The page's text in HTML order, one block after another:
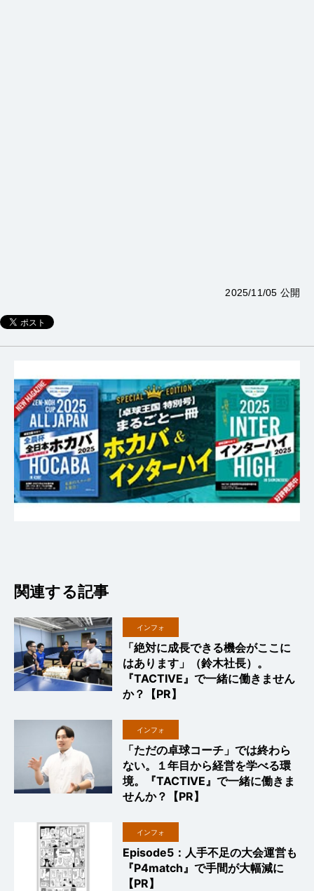
2025/11/05 公開
関連する記事
インフォ
「絶対に成長できる機会がここに
はあります」（鈴木社長）。
『TACTIVE』で一緒に働きません
か？【PR】
インフォ
「ただの卓球コーチ」では終わら
ない。１年目から経営を学べる環
境。『TACTIVE』で一緒に働きま
せんか？【PR】
インフォ
Episode5：人手不足の大会運営も
『P4match』で手間が大幅減に
【PR】